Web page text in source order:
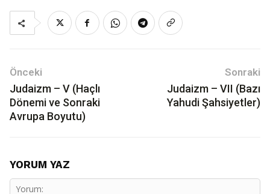
Önceki
Judaizm – V (Haçlı
Dönemi ve Sonraki
Avrupa Boyutu)
Sonraki
Judaizm – VII (Bazı
Yahudi Şahsiyetler)
YORUM YAZ